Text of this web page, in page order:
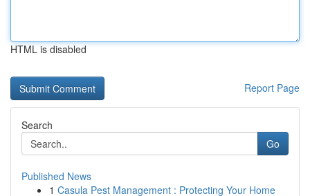
HTML is disabled
Report Page
Search
Go
Published News
1 Casula Pest Management : Protecting Your Home